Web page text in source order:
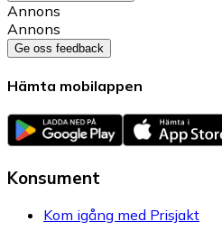
Annons
Annons
Ge oss feedback
Hämta mobilappen
Konsument
Kom igång med Prisjakt